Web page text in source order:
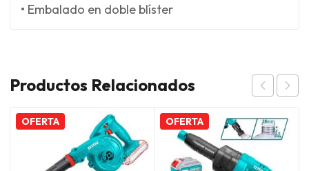
• Embalado en doble blíster
Productos Relacionados
OFERTA OFERTA